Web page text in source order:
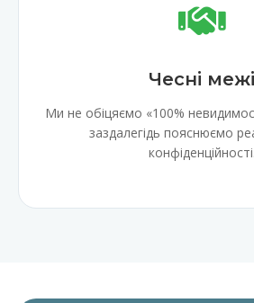
Чесні межі
Ми не обіцяємо «100%
заздалегідь пояснюємо
конфіденційності.